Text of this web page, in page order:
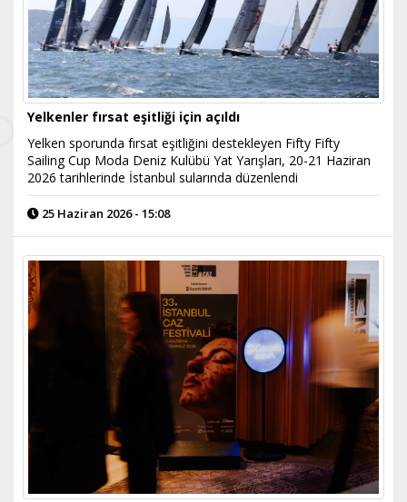
Yelkenler fırsat eşitliği için açıldı
Yelken sporunda fırsat eşitliğini destekleyen Fifty Fifty
Sailing Cup Moda Deniz Kulübü Yat Yarışları, 20-21 Haziran
2026 tarihlerinde İstanbul sularında düzenlendi
25 Haziran 2026 - 15:08